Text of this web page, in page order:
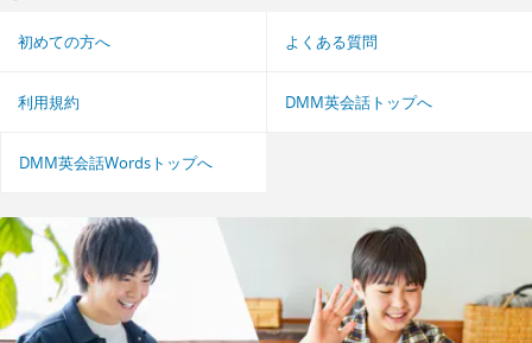
初めての方へ よくある質問
利用規約 DMM英会話トップへ
DMM英会話Wordsトップへ